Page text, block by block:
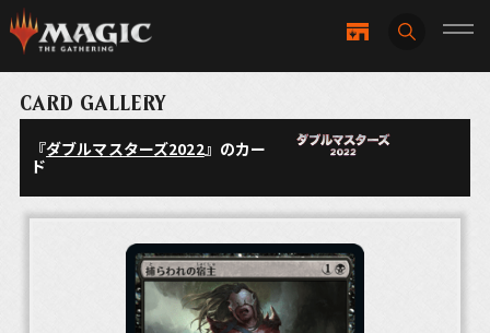
CARD GALLERY
『ダブルマスターズ2022』のカー
ド